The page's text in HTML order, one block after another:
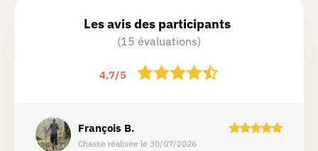
Les avis des participants
(15 évaluations)
4,7/5
François B.
Chasse réalisée le 30/07/2026